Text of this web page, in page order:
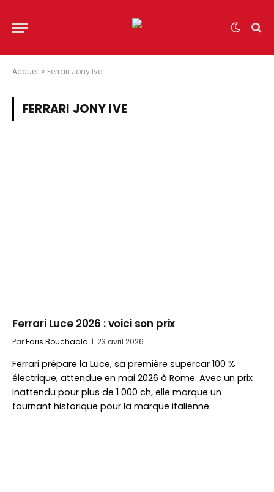
Accueil » Ferrari Jony Ive
FERRARI JONY IVE
Ferrari Luce 2026 : voici son prix
ParFaris Bouchaala 23 avril 2026
Ferrari prépare la Luce, sa première supercar 100 %
électrique, attendue en mai 2026 à Rome. Avec un prix
inattendu pour plus de 1 000 ch, elle marque un
tournant historique pour la marque italienne.